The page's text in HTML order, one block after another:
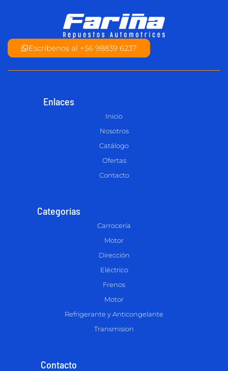
Escríbenos al +56 98839 6237
Enlaces
Inicio
Nosotros
Catálogo
Ofertas
Contacto
Categorías
Carrocería
Motor
Dirección
Eléctrico
Frenos
Motor
Refrigerante y Anticongelante
Transmision
Contacto